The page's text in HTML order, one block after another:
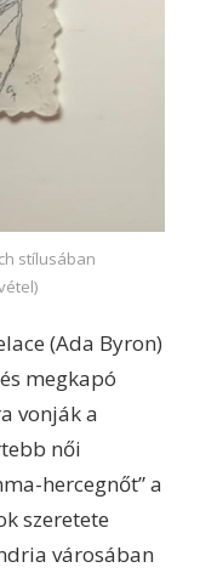
stílusában
(Ada Byron)
megkapó
vonják a
női
hercegnőt” a
szeretete
városában